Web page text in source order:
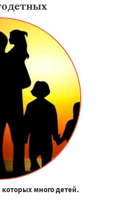
много детей.